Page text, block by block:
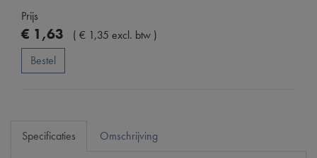
Prijs
€ 1,63 ( € 1,35 excl. btw )
Bestel
Specificaties Omschrijving